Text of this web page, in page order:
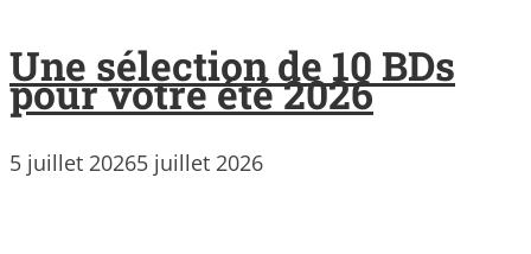
Une sélection de 10 BDs
pour votre été 2026
5 juillet 20265 juillet 2026